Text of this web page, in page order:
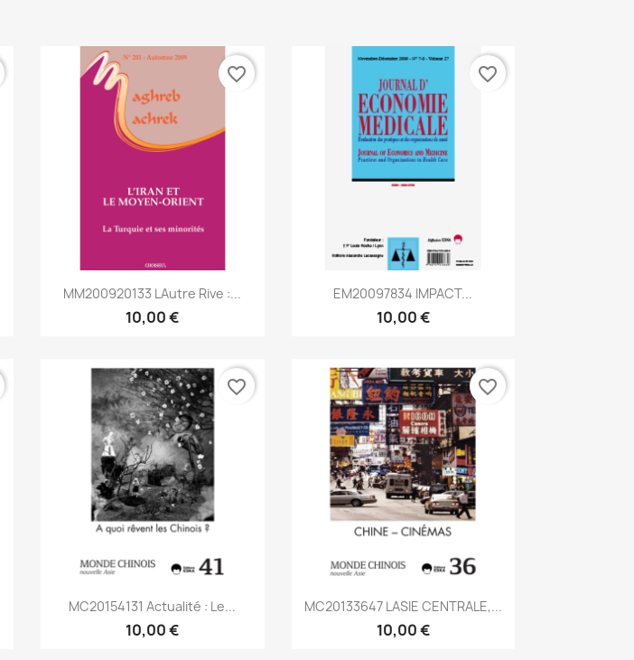
Aperçu rapide
MM200920133 Lautre Rive :...
10,00 €
favorite_border
Aperçu rapide
EM20097834 IMPACT...
10,00 €
favorite_border
Aperçu rapide
MC20154131 Actualité : Le...
10,00 €
favorite_border
Aperçu rapide
MC20133647 LASIE CENTRALE,...
10,00 €
favorite_border